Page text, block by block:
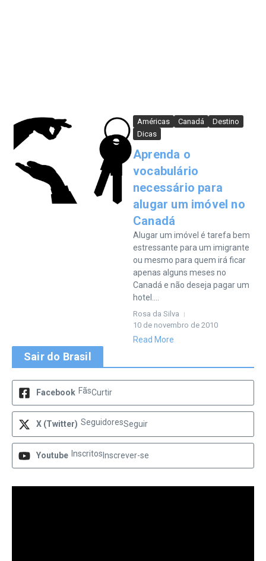
Américas Canadá
Destino
Dicas
Aprenda o
vocabulário
necessário para
alugar um imóvel no
Canadá
Alugar um imóvel é tarefa bem
estressante para um imigrante
ou mesmo para quem irá ficar
apenas alguns meses no
Canadá e não deseja pagar um
hotel....
Rosa da Silva
10 de novembro de 2010
Read More
Sair do Brasil
Facebook FãsCurtir
X (Twitter) SeguidoresSeguir
Youtube Inscritos Inscrever-se